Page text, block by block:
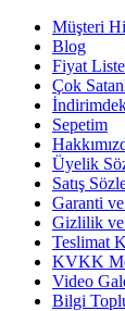
Müşteri
Blog
Fiyat
Çok
Sepetim
Üyelik
Satış
Garanti
Gizlilik
Teslimat
KVKK
Video
Bilgi